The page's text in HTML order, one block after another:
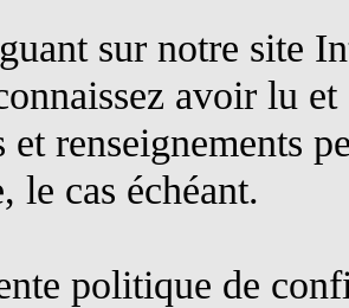
sur notre site
avoir lu
et renseignements
le cas échéant.
politique de